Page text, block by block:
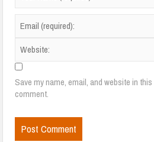
Save my name, email, and website in
comment.